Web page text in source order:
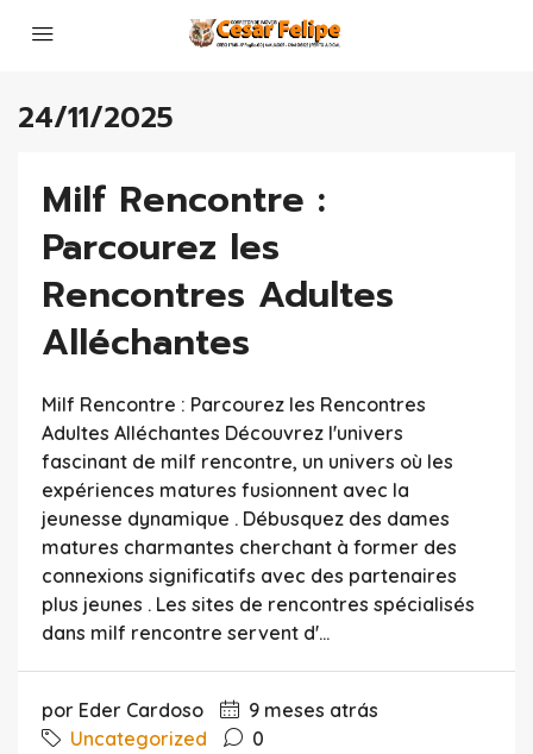
24/11/2025
Milf Rencontre :
Parcourez les
Rencontres Adultes
Alléchantes
Milf Rencontre : Parcourez les Rencontres
Adultes Alléchantes Découvrez l'univers
fascinant de milf rencontre, un univers où les
expériences matures fusionnent avec la
jeunesse dynamique . Débusquez des dames
matures charmantes cherchant à former des
connexions significatifs avec des partenaires
plus jeunes . Les sites de rencontres spécialisés
dans milf rencontre servent d'...
por Eder Cardoso
9 meses atrás
Uncategorized
0